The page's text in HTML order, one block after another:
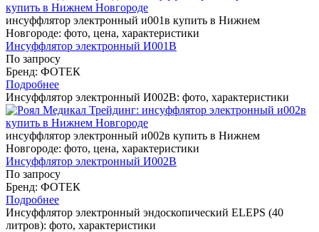
инсуффлятор электронный и001в купить в Нижнем
Новгороде: фото, цена, характеристики
Инсуффлятор электронный И001В
По запросу
Бренд: ФОТЕК
Подробнее
Инсуффлятор электронный И002В: фото, характеристики
инсуффлятор электронный и002в купить в Нижнем
Новгороде: фото, цена, характеристики
Инсуффлятор электронный И002В
По запросу
Бренд: ФОТЕК
Подробнее
Инсуффлятор электронный эндоскопический ELEPS (40
литров): фото, характеристики